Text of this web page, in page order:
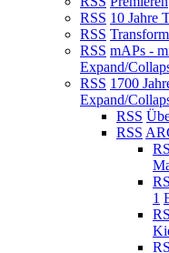
RSS 10 Jahre
RSS
RSS mAPs -
Expand/
RSS 1700
Expand/
RSS
RSS
1